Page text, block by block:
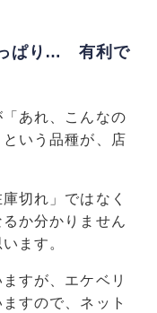
っぱり… 有利で
あれ、こんなの
いう品種が、店
切れ」ではなく
か分かりません
ます。
すが、エケベリ
すので、ネット